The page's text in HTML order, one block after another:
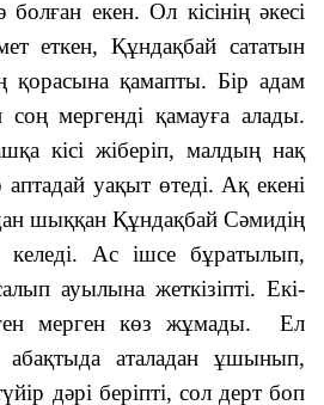
екен. Ол кісінің әкесі
еткен, Құндақбай сататын
қамапты. Бір адам
мергенді қамауға алады.
кісі жіберіп, малдың нақ
аптадай уақыт өтеді. Ақ екені
шыққан Құндақбай Сәмидің
келеді. Ас ішсе бұратылып,
ауылына жеткізіпті. Екі-
мерген көз жұмады. Ел
аталадан ұшынып,
дәрі беріпті, сол дерт боп